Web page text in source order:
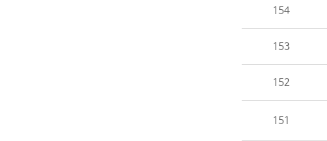
154
153
152
151